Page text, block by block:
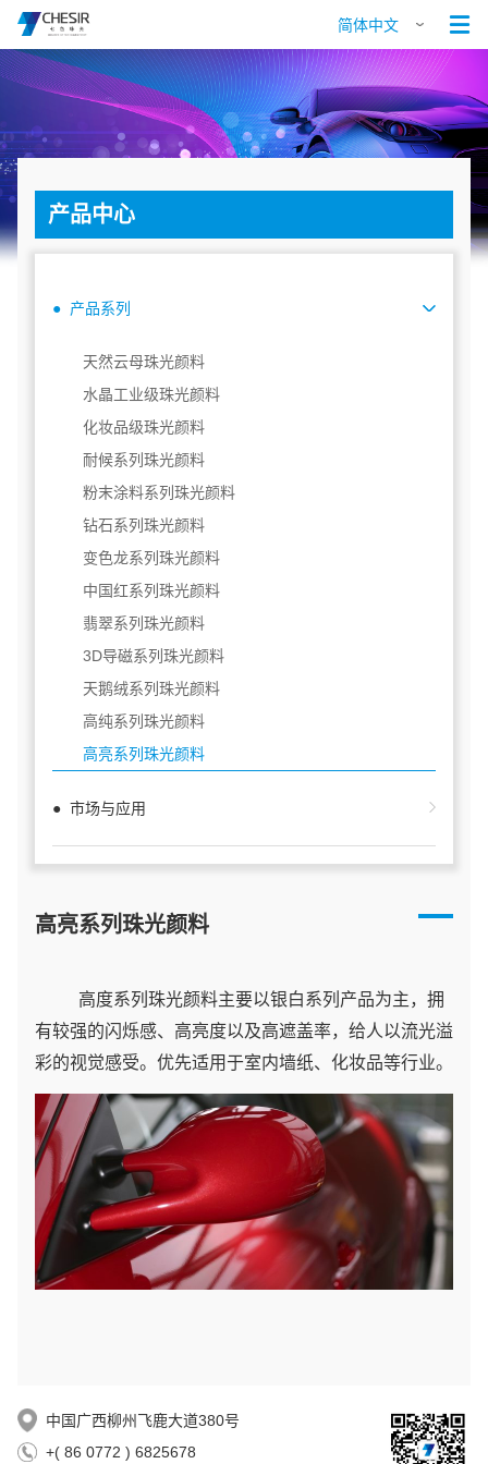
简体中文 
产品中心
● 产品系列
天然云母珠光颜料
水晶工业级珠光颜料
化妆品级珠光颜料
耐候系列珠光颜料
粉末涂料系列珠光颜料
钻石系列珠光颜料
变色龙系列珠光颜料
中国红系列珠光颜料
翡翠系列珠光颜料
3D导磁系列珠光颜料
天鹅绒系列珠光颜料
高纯系列珠光颜料
高亮系列珠光颜料
● 市场与应用
高亮系列珠光颜料
高度系列珠光颜料主要以银白系列产品为主，拥
有较强的闪烁感、高亮度以及高遮盖率，给人以流光溢
彩的视觉感受。优先适用于室内墙纸、化妆品等行业。
中国广西柳州飞鹿大道380号
+( 86 0772 ) 6825678